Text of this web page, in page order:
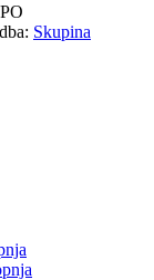
Skupina